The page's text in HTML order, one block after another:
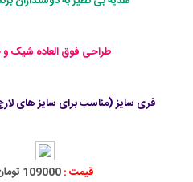
طراحی فوق العاده شیک
فری سایز (مناسب برای سایز های
قیمت :109000 تومان